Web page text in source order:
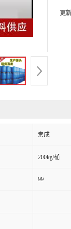
更
崇成
200kg/桶
99